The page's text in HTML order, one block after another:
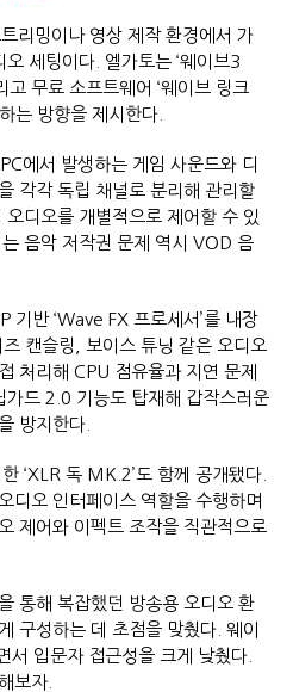
리밍이나 영상 제작 환경에서 가
세팅이다. 엘가토는 ‘웨이브3
고 무료 소프트웨어 ‘웨이브 링크
하는 방향을 제시한다.
에서 발생하는 게임 사운드와 디
각각 독립 채널로 분리해 관리할
오디오를 개별적으로 제어할 수 있
음악 저작권 문제 역시 VOD 음
기반 ‘Wave FX 프로세서’를 내장
캔슬링, 보이스 튜닝 같은 오디오
처리해 CPU 점유율과 지연 문제
가드 2.0 기능도 탑재해 갑작스러운
을 방지한다.
‘XLR 독 MK.2’도 함께 공개됐다.
디오 인터페이스 역할을 수행하며
제어와 이펙트 조작을 직관적으로
통해 복잡했던 방송용 오디오 환
구성하는 데 초점을 맞췄다. 웨이
서 입문자 접근성을 크게 낮췄다.
보자.